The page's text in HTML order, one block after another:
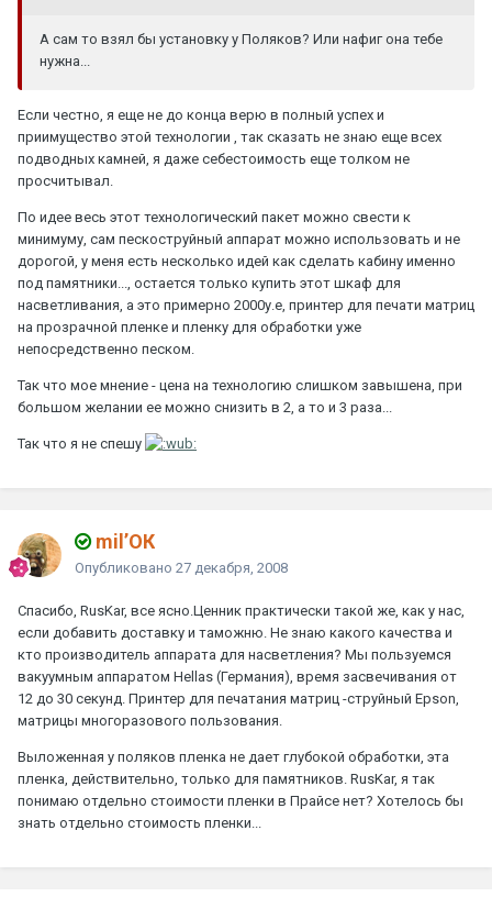
А сам то взял бы установку у Поляков? Или нафиг она тебе
нужна...
Если честно, я еще не до конца верю в полный успех и
приимущество этой технологии , так сказать не знаю еще всех
подводных камней, я даже себестоимость еще толком не
просчитывал.
По идее весь этот технологический пакет можно свести к
минимуму, сам пескоструйный аппарат можно использовать и не
дорогой, у меня есть несколько идей как сделать кабину именно
под памятники..., остается только купить этот шкаф для
насветливания, а это примерно 2000у.е, принтер для печати матриц
на прозрачной пленке и пленку для обработки уже
непосредственно песком.
Так что мое мнение - цена на технологию слишком завышена, при
большом желании ее можно снизить в 2, а то и 3 раза...
Так что я не спешу
mil’ОК
Опубликовано 27 декабря, 2008
Спасибо, RusKar, все ясно.Ценник практически такой же, как у нас,
если добавить доставку и таможню. Не знаю какого качества и
кто производитель аппарата для насветления? Мы пользуемся
вакуумным аппаратом Hellas (Германия), время засвечивания от
12 до 30 секунд. Принтер для печатания матриц -струйный Epson,
матрицы многоразового пользования.
Выложенная у поляков пленка не дает глубокой обработки, эта
пленка, действительно, только для памятников. RusKar, я так
понимаю отдельно стоимости пленки в Прайсе нет? Хотелось бы
знать отдельно стоимость пленки...